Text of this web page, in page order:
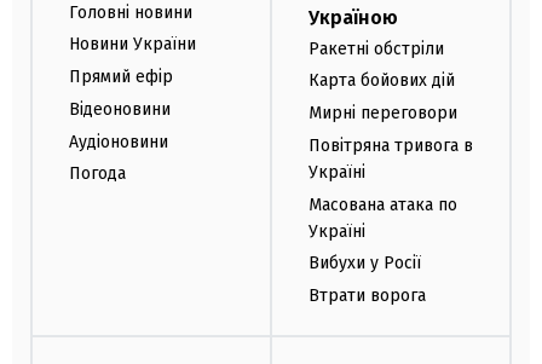
Головні новини
Новини України
Прямий ефір
Відеоновини
Аудіоновини
Погода
Україною
Ракетні обстріли
Карта бойових дій
Мирні переговори
Повітряна тривога в
Україні
Масована атака по
Україні
Вибухи у Росії
Втрати ворога